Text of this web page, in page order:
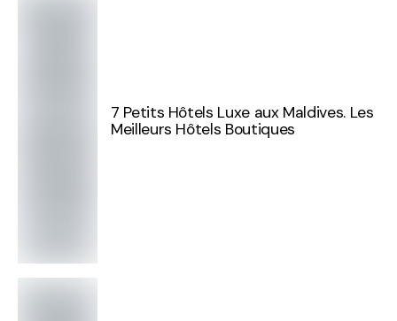
7 Petits Hôtels Luxe aux Maldives. Les
Meilleurs Hôtels Boutiques